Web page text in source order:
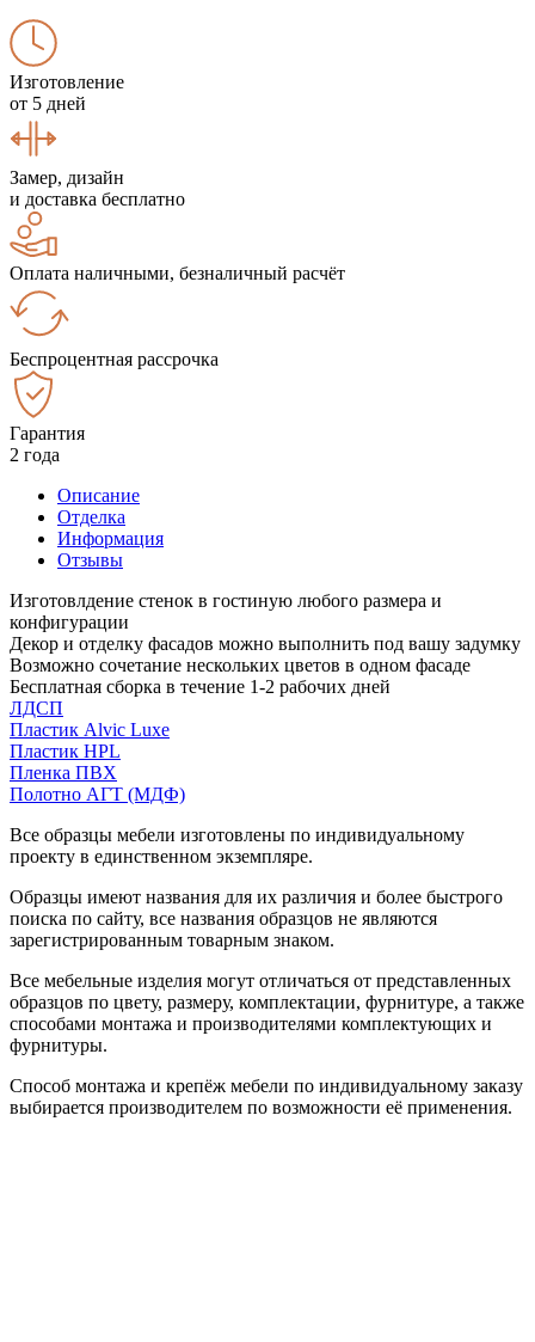
Изготовление
от 5 дней
Замер, дизайн
и доставка бесплатно
Оплата наличными, безналичный расчёт
Беспроцентная рассрочка
Гарантия
2 года
Описание
Отделка
Информация
Отзывы
Изготовлдение стенок в гостиную любого размера и
конфигурации
Декор и отделку фасадов можно выполнить под вашу задумку
Возможно сочетание нескольких цветов в одном фасаде
Бесплатная сборка в течение 1-2 рабочих дней
ЛДСП
Пластик Alvic Luxe
Пластик HPL
Пленка ПВХ
Полотно АГТ (МДФ)
Все образцы мебели изготовлены по индивидуальному
проекту в единственном экземпляре.
Образцы имеют названия для их различия и более быстрого
поиска по сайту, все названия образцов не являются
зарегистрированным товарным знаком.
Все мебельные изделия могут отличаться от представленных
образцов по цвету, размеру, комплектации, фурнитуре, а также
способами монтажа и производителями комплектующих и
фурнитуры.
Способ монтажа и крепёж мебели по индивидуальному заказу
выбирается производителем по возможности её применения.